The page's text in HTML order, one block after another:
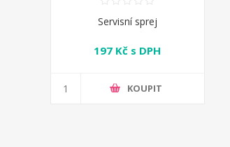
Servisní sprej
197 Kč s DPH
KOUPIT